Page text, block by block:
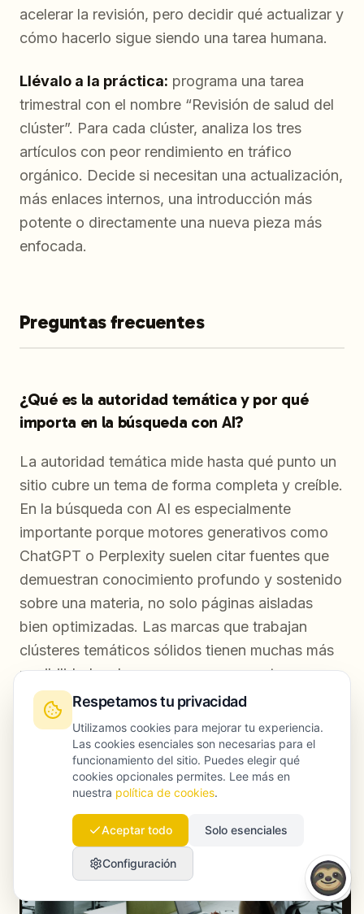
acelerar la revisión, pero decidir qué actualizar y
cómo hacerlo sigue siendo una tarea humana.
Llévalo a la práctica: programa una tarea
trimestral con el nombre “Revisión de salud del
clúster”. Para cada clúster, analiza los tres
artículos con peor rendimiento en tráfico
orgánico. Decide si necesitan una actualización,
más enlaces internos, una introducción más
potente o directamente una nueva pieza más
enfocada.
Preguntas frecuentes
¿Qué es la autoridad temática y por qué
importa en la búsqueda con AI?
La autoridad temática mide hasta qué punto un
sitio cubre un tema de forma completa y creíble.
En la búsqueda con AI es especialmente
importante porque motores generativos como
ChatGPT o Perplexity suelen citar fuentes que
demuestran conocimiento profundo y sostenido
sobre una materia, no solo páginas aisladas
bien optimizadas. Las marcas que trabajan
clústeres temáticos sólidos tienen muchas más
posibilidades de aparecer en respuestas
generadas por AI.
Respetamos tu privacidad
Utilizamos cookies para mejorar tu experiencia.
Las cookies esenciales son necesarias para el
funcionamiento del sitio. Puedes elegir qué
cookies opcionales permites. Lee más en
nuestra política de cookies.
Aceptar todo Solo esenciales
Configuración